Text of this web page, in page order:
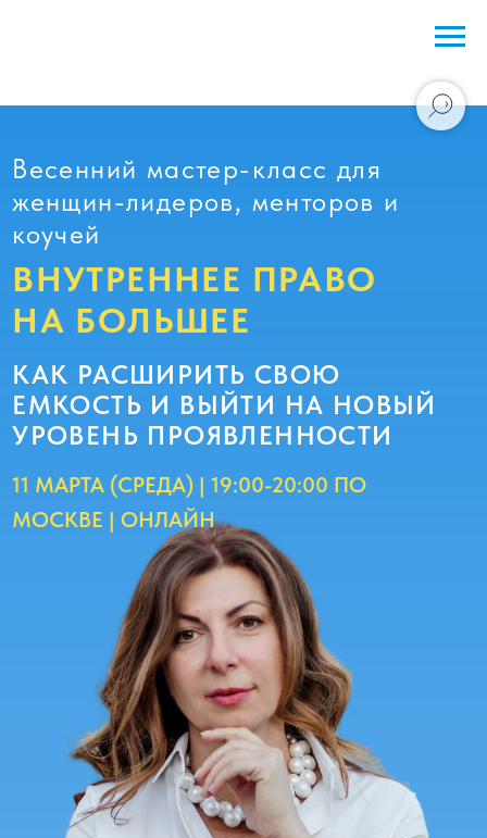
коучей
Количество мест ограничено для
сохранения доверительной
атмосферы
ВНУТРЕННЕЕ ПРАВО
НА БОЛЬШЕЕ
КАК РАСШИРИТЬ СВОЮ
ЕМКОСТЬ И ВЫЙТИ НА НОВЫЙ
УРОВЕНЬ ПРОЯВЛЕННОСТИ
Зарегистрироваться
МОСКВЕ | ОНЛАЙН